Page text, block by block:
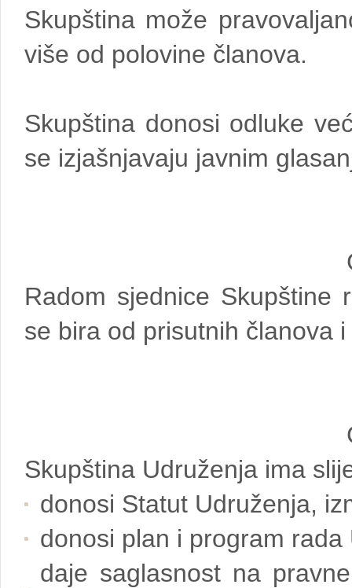
Skupština može
više od polovine članova.
Skupština donosi odluke
se izjašnjavaju javnim
Radom sjednice Skupštine
se bira od prisutnih članova
Skupština Udruženja ima
donosi Statut Udruženja,
donosi plan i program
daje saglasnost na